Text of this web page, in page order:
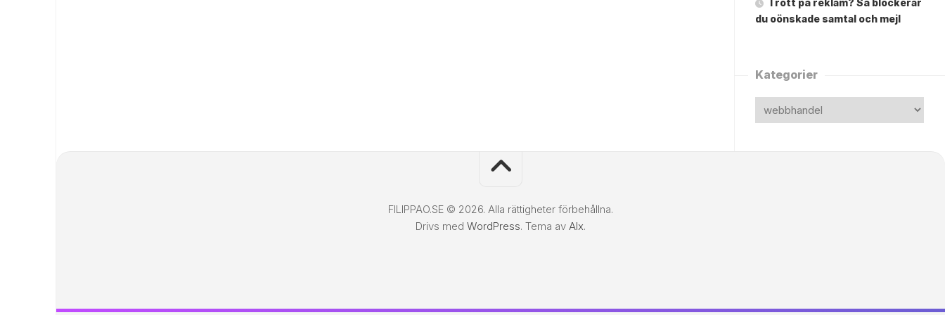
Trött på reklam? Så blockerar
du oönskade samtal och mejl
Kategorier
FILIPPAO.SE © 2026. Alla rättigheter förbehållna.
Drivs med WordPress. Tema av Alx.